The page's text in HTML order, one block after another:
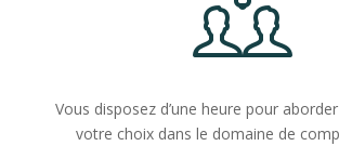
Vous disposez d’une heure pour
votre choix dans le domaine de